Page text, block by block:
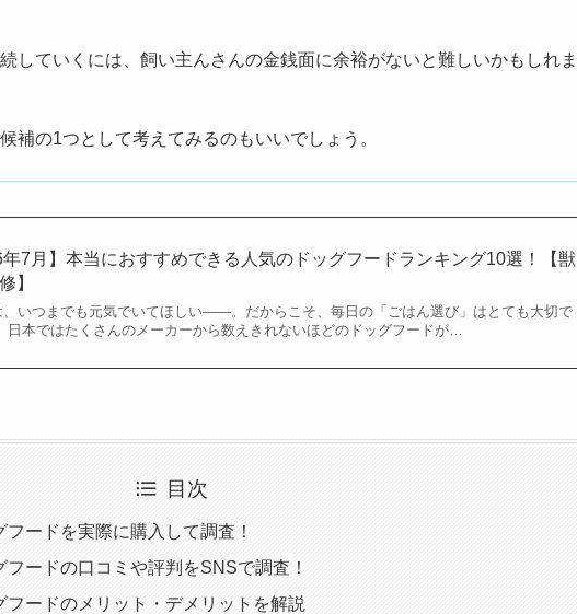
していくには、飼い主んさんの金銭面に余裕がないと難しいかもしれま
補の1つとして考えてみるのもいいでしょう。
年7月】本当におすすめできる人気のドッグフードランキング10選！【獣
】
、いつまでも元気でいてほしい――。だからこそ、毎日の「ごはん選び」はとても大切で
日本ではたくさんのメーカーから数えきれないほどのドッグフードが…
目次
ードを実際に購入して調査！
ードの口コミや評判をSNSで調査！
フードのメリット・デメリットを解説